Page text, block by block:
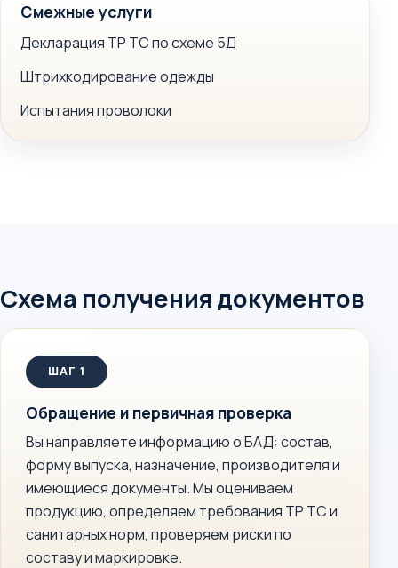
Смежные услуги
Декларация ТР ТС по схеме 5Д
Штрихкодирование одежды
Испытания проволоки
Схема получения документов
Обращение и первичная проверка
Вы направляете информацию о БАД: состав,
форму выпуска, назначение, производителя и
имеющиеся документы. Мы оцениваем
продукцию, определяем требования ТР ТС и
санитарных норм, проверяем риски по
составу и маркировке.